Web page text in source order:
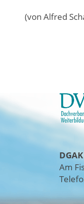
(von Alfred
DGAK
Am